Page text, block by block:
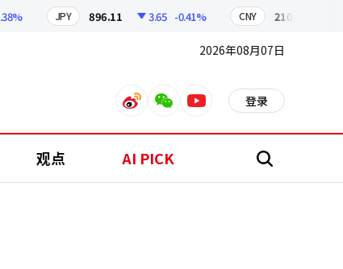
JPY 896.11 3.65 -0.41% CNY 210.37
2026年08月07日
weiboweixinyoutube 登录
观点 AI PICK 搜